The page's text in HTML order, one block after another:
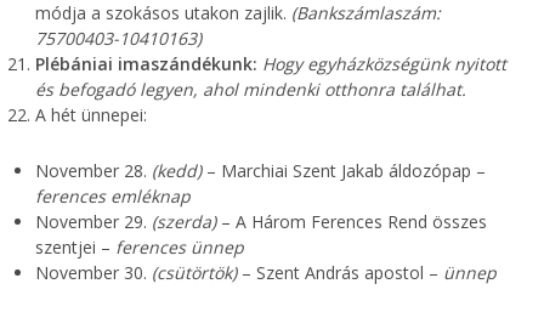
módja a szokásos utakon zajlik. (Bankszámlaszám:
75700403-10410163)
Plébániai imaszándékunk: Hogy egyházközségünk nyitott
és befogadó legyen, ahol mindenki otthonra találhat.
A hét ünnepei:
November 28. (kedd)– Marchiai Szent Jakab áldozópap –
ferences emléknap
November 29. (szerda)– A Három Ferences Rend összes
szentjei – ferences ünnep
November 30. (csütörtök)– Szent András apostol – ünnep